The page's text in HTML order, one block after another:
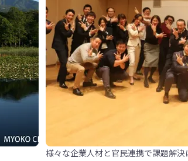
様々な企業人材と官民連携で課題解決